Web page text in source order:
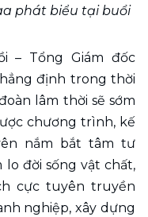
phát biểu tại buổi
– Tổng Giám đốc
định trong thời
lâm thời sẽ sớm
chương trình, kế
nắm bắt tâm tư
đời sống vật chất,
cực tuyên truyền
nghiệp, xây dựng